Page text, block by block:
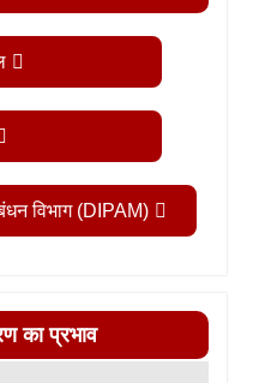
विभाग (DIPAM)
का प्रभाव